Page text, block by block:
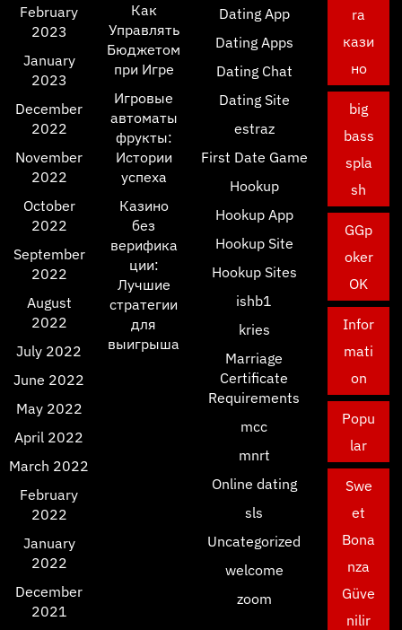
February
2023
January
2023
December
2022
November
2022
October
2022
September
2022
August
2022
July 2022
June 2022
May 2022
April 2022
March 2022
February
2022
January
2022
December
2021
Как
Управлять
Бюджетом
при Игре
Игровые
автоматы
фрукты:
Истории
успеха
Казино
без
верифика
ции:
Лучшие
стратегии
для
выигрыша
Dating App
Dating Apps
Dating Chat
Dating Site
estraz
First Date Game
Hookup
Hookup App
Hookup Site
Hookup Sites
ishb1
kries
Marriage
Certificate
Requirements
mcc
mnrt
Online dating
sls
Uncategorized
welcome
zoom
ra
кази
но
big
bass
spla
sh
GGp
oker
OK
Infor
mati
on
Popu
lar
Swe
et
Bona
nza
Güve
nilir